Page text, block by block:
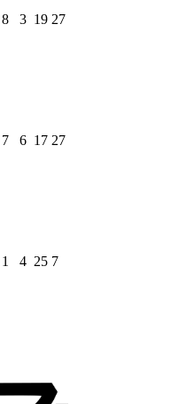
8 3 19 27
7 6 17 27
1 4 25 7